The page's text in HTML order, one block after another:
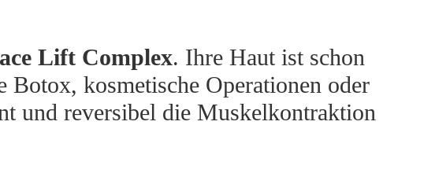
Lift Complex. Ihre Haut ist schon
Botox, kosmetische Operationen oder
und reversibel die Muskelkontraktion